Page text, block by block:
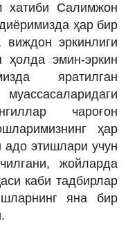
хатиби Салимжон
ҳар бир
виждон эркинлиги
ҳолда эмин-эркин
яратилган
чароғон
ҳар
этишлари учун
жойларда
каби тадбирлар
яна бир